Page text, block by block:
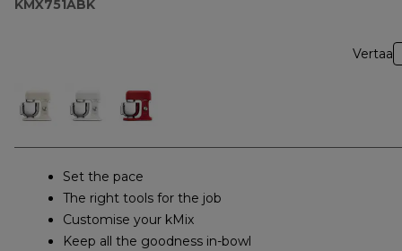
KMX751ABK
Vertaa
Set the pace
The right tools for the job
Customise your kMix
Keep all the goodness in-bowl